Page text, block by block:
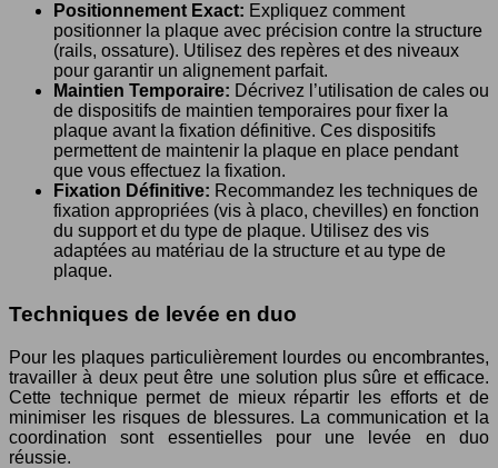
Positionnement Exact: Expliquez comment
positionner la plaque avec précision contre la structure
(rails, ossature). Utilisez des repères et des niveaux
pour garantir un alignement parfait.
Maintien Temporaire: Décrivez l’utilisation de cales ou
de dispositifs de maintien temporaires pour fixer la
plaque avant la fixation définitive. Ces dispositifs
permettent de maintenir la plaque en place pendant
que vous effectuez la fixation.
Fixation Définitive: Recommandez les techniques de
fixation appropriées (vis à placo, chevilles) en fonction
du support et du type de plaque. Utilisez des vis
adaptées au matériau de la structure et au type de
plaque.
Techniques de levée en duo
Pour les plaques particulièrement lourdes ou encombrantes,
travailler à deux peut être une solution plus sûre et efficace.
Cette technique permet de mieux répartir les efforts et de
minimiser les risques de blessures. La communication et la
coordination sont essentielles pour une levée en duo
réussie.